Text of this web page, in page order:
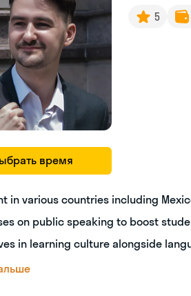
время
5
in various countries including
on public speaking to boost
in learning culture alongside